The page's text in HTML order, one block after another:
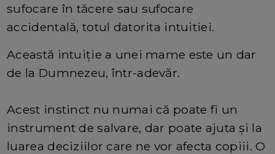
sufocare în tăcere sau sufocare
accidentală, totul datorita intuitiei.
Această intuiție a unei mame este un dar
de la Dumnezeu, într-adevăr.
Acest instinct nu numai că poate fi un
instrument de salvare, dar poate ajuta și la
luarea deciziilor care ne vor afecta copiii. O